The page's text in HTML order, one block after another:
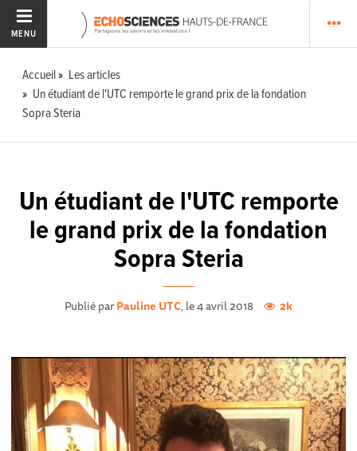
MENU
Accueil
Les articles
Un étudiant de l'UTC remporte le grand prix de la fondation
Sopra Steria
Un étudiant de l'UTC remporte
le grand prix de la fondation
Sopra Steria
Publié parPauline UTC, le 4 avril 2018 2k